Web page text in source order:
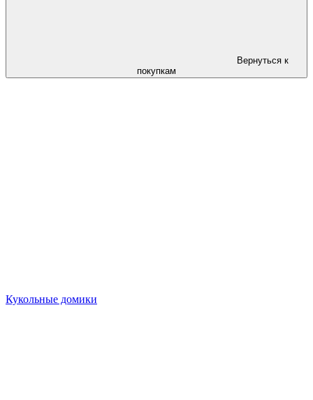
Вернуться к
покупкам
Кукольные домики